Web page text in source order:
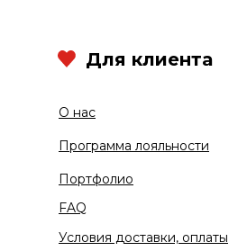
О нас
Программа лояльности
Портфолио
Условия доставки, оплаты
FAQ
Для клиента